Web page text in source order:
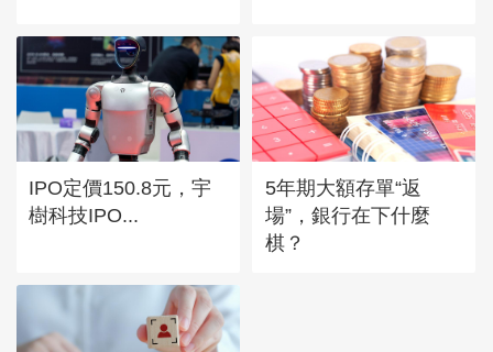
IPO定價150.8元，宇
樹科技IPO...
5年期大額存單“返
場”，銀行在下什麼
棋？